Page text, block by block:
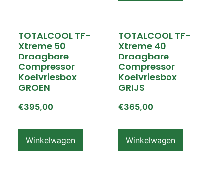
TOTALCOOL TF-
Xtreme 50
Draagbare
Compressor
Koelvriesbox
GROEN
€395,00
Winkelwagen
TOTALCOOL TF-
Xtreme 40
Draagbare
Compressor
Koelvriesbox
GRIJS
€365,00
Winkelwagen